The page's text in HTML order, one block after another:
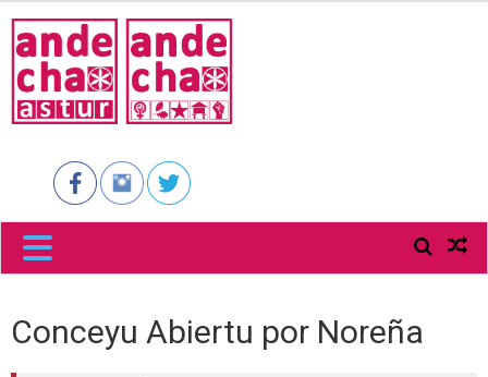
ASTUR
Conceyu Abiertu por Noreña